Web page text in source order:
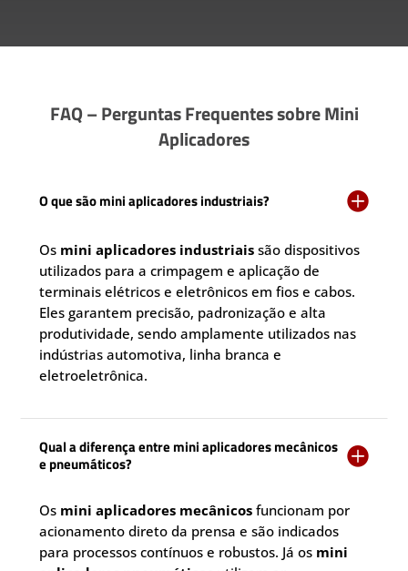
FAQ – Perguntas Frequentes sobre Mini
Aplicadores
O que são mini aplicadores industriais? 
Os mini aplicadores industriais são dispositivos
utilizados para a crimpagem e aplicação de
terminais elétricos e eletrônicos em fios e cabos.
Eles garantem precisão, padronização e alta
produtividade, sendo amplamente utilizados nas
indústrias automotiva, linha branca e
eletroeletrônica.
Qual a diferença entre mini aplicadores mecânicos
e pneumáticos?

Os mini aplicadores mecânicos funcionam por
acionamento direto da prensa e são indicados
para processos contínuos e robustos. Já os mini